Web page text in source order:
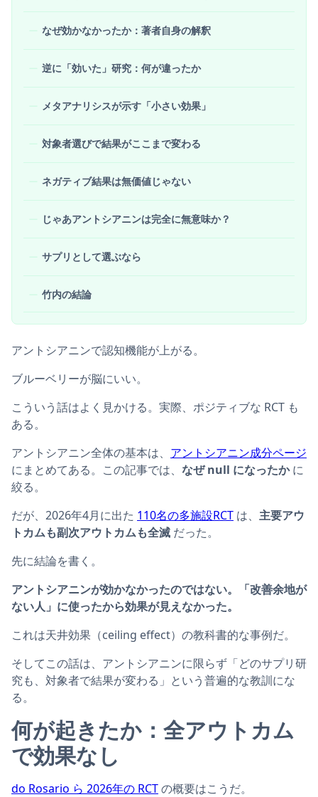
なぜ効かなかったか：著者自身の解釈
逆に「効いた」研究：何が違ったか
メタアナリシスが示す「小さい効果」
対象者選びで結果がここまで変わる
ネガティブ結果は無価値じゃない
じゃあアントシアニンは完全に無意味か？
サプリとして選ぶなら
竹内の結論
アントシアニンで認知機能が上がる。
ブルーベリーが脳にいい。
こういう話はよく見かける。実際、ポジティブな RCT も
ある。
アントシアニン全体の基本は、 アントシアニン成分ページ
にまとめてある。この記事では、 なぜ null になったかに
絞る。
だが、2026年4月に出た 110名の多施設RCT は、 主要アウ
トカムも副次アウトカムも全滅 だった。
先に結論を書く。
アントシアニンが効かなかったのではない。「改善余地が
ない人」に使ったから効果が見えなかった。
これは天井効果（ceiling effect）の教科書的な事例だ。
そしてこの話は、アントシアニンに限らず「どのサプリ研
究も、対象者で結果が変わる」という普遍的な教訓にな
る。
何が起きたか：全アウトカム
で効果なし
do Rosario ら 2026年の RCTの概要はこうだ。